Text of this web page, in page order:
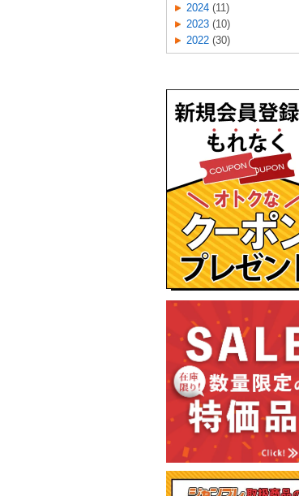
2024 (11)
2023 (10)
2022 (30)